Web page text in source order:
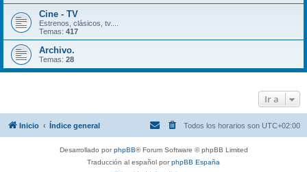
Cine - TV
Estrenos, clásicos, tv....
Temas: 417
Archivo.
Temas: 28
Ir a
Inicio Índice general Todos los horarios son UTC+02:00
Desarrollado porphpBB® Forum Software © phpBB Limited
Traducción al español porphpBB España